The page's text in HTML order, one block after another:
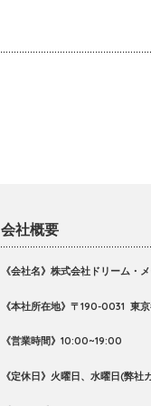
会社概要
《会社名》株式会社ドリーム・
《本社所在地》〒190-0031 東
《営業時間》10:00~19:00
《定休日》火曜日、 水曜日(弊